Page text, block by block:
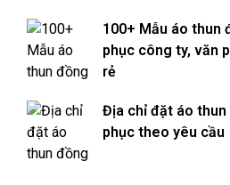
100+ Mẫu áo thun
phục công ty, văn
rẻ
Địa chỉ đặt áo thun
phục theo yêu cầu